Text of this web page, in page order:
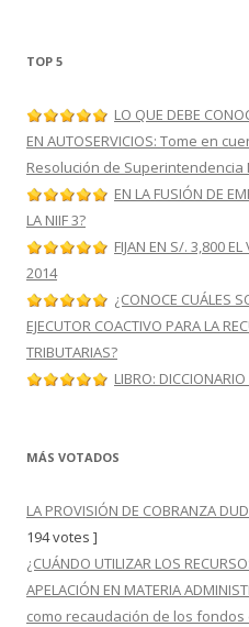
TOP 5
LO QUE DEBE
EN AUTOSERVICIOS: Tome en
Resolución de Superintendencia
EN LA FUSIÓN DE
LA NIIF 3?
FIJAN EN S/. 3,800
2014
¿CONOCE CUÁLES
EJECUTOR COACTIVO PARA LA
TRIBUTARIAS?
LIBRO:
MÁS VOTADOS
LA PROVISIÓN DE COBRANZA
194 votes ]
¿CUÁNDO UTILIZAR LOS
APELACIÓN EN MATERIA
como recaudación de los fondos